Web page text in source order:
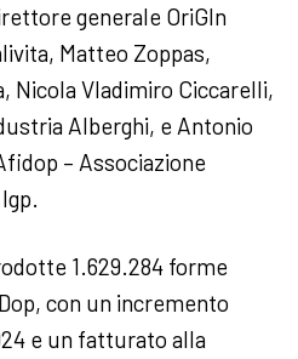
generale OriGIn
Matteo Zoppas,
Nicola Vladimiro Ciccarelli,
Alberghi, e Antonio
– Associazione
1.629.284 forme
con un incremento
e un fatturato alla